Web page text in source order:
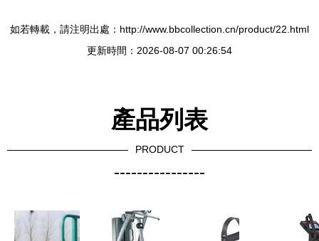
如若轉載，請注明出處：http://www.bbcollection.cn/product/22.html
更新時間：2026-08-07 00:26:54
產品列表
PRODUCT
----------------